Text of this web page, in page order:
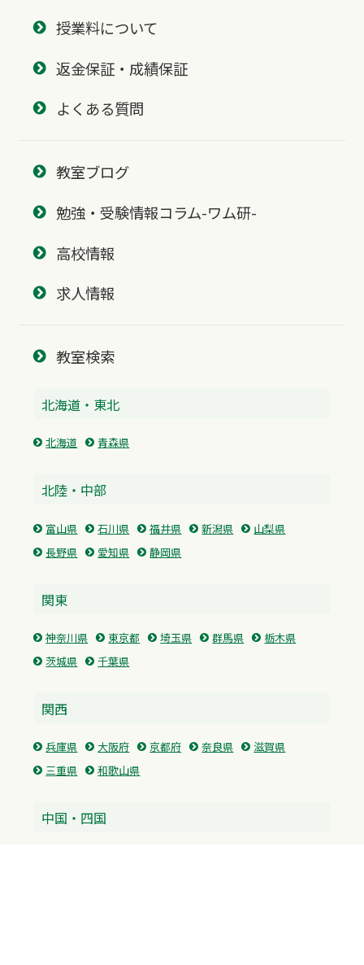
授業料について
返金保証・成績保証
よくある質問
教室ブログ
勉強・受験情報コラム-ワム研-
高校情報
求人情報
教室検索
北海道・東北
北海道 青森県
北陸・中部
富山県 石川県 福井県 新潟県
山梨県
長野県
愛知県 静岡県
関東
神奈川県 東京都 埼玉県 群馬県
栃木県
茨城県
千葉県
関西
兵庫県 大阪府 京都府 奈良県
滋賀県
三重県
和歌山県
中国・四国